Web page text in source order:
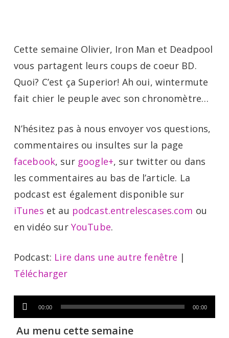
content
Cette semaine Olivier, Iron Man et Deadpool
vous partagent leurs coups de coeur BD.
Quoi? C’est ça Superior! Ah oui, wintermute
fait chier le peuple avec son chronomètre…
N’hésitez pas à nous envoyer vos questions,
commentaires ou insultes sur la page
facebook, sur google+, sur twitter ou dans
les commentaires au bas de l’article. La
podcast est également disponible sur
iTunes et au podcast.entrelescases.com ou
en vidéo sur YouTube.
Podcast: Lire dans une autre fenêtre |
Télécharger
Lecteur
audio
00:00 00:00
Au menu cette semaine